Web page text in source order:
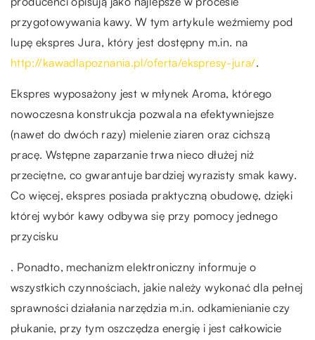
przygotowywania kawy. W tym artykule weźmiemy pod
lupę ekspres Jura, który jest dostępny m.in. na
http://kawadlapoznania.pl/oferta/ekspresy-jura/.
Ekspres wyposażony jest w młynek Aroma, którego
nowoczesna konstrukcja pozwala na efektywniejsze
(nawet do dwóch razy) mielenie ziaren oraz cichszą
pracę. Wstępne zaparzanie trwa nieco dłużej niż
przeciętne, co gwarantuje bardziej wyrazisty smak kawy.
Co więcej, ekspres posiada praktyczną obudowę, dzięki
której wybór kawy odbywa się przy pomocy jednego
przycisku
. Ponadto, mechanizm elektroniczny informuje o
wszystkich czynnościach, jakie należy wykonać dla pełnej
sprawności działania narzędzia m.in. odkamienianie czy
płukanie, przy tym oszczędza energię i jest całkowicie